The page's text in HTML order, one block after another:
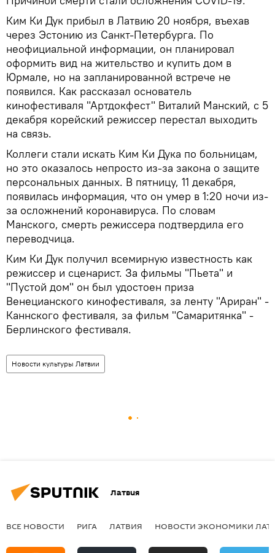
Ким Ки Дук прибыл в Латвию 20 ноября, въехав
через Эстонию из Санкт-Петербурга. По
неофициальной информации, он планировал
оформить вид на жительство и купить дом в
Юрмале, но на запланированной встрече не
появился. Как рассказал основатель
кинофестиваля "Артдокфест" Виталий Манский, с 5
декабря корейский режиссер перестал выходить
на связь.
Коллеги стали искать Ким Ки Дука по больницам,
но это оказалось непросто из-за закона о защите
персональных данных. В пятницу, 11 декабря,
появилась информация, что он умер в 1:20 ночи из-
за осложнений коронавируса. По словам
Манского, смерть режиссера подтвердила его
переводчица.
Ким Ки Дук получил всемирную известность как
режиссер и сценарист. За фильмы "Пьета" и
"Пустой дом" он был удостоен приза
Венецианского кинофестиваля, за ленту "Ариран" -
Каннского фестиваля, за фильм "Самаритянка" -
Берлинского фестиваля.
Новости культуры Латвии
Латвия
ВСЕ НОВОСТИ РИГА ЛАТВИЯ НОВОСТИ ЭКОНОМИКИ